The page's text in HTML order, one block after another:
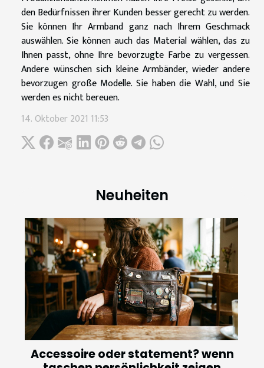
Neuheiten
Accessoire oder statement? wenn
den Bedürfnissen ihrer Kunden besser gerecht zu werden.
Sie können Ihr Armband ganz nach Ihrem Geschmack
auswählen. Sie können auch das Material wählen, das zu
Ihnen passt, ohne Ihre bevorzugte Farbe zu vergessen.
Andere wünschen sich kleine Armbänder, wieder andere
bevorzugen große Modelle. Sie haben die Wahl, und Sie
werden es nicht bereuen.
14. Oktober 2021 11:53